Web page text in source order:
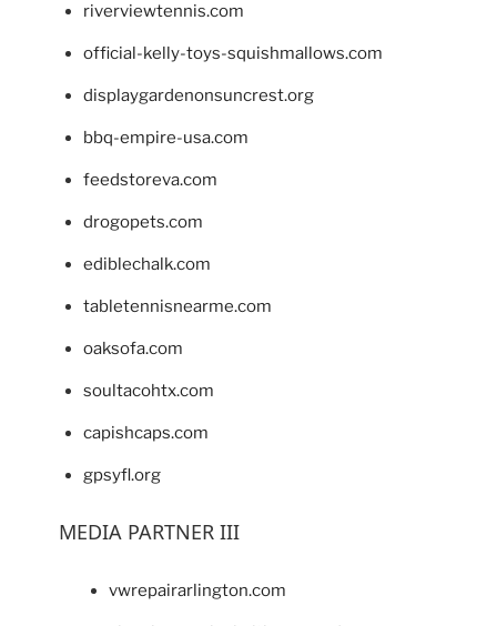
riverviewtennis.com
official-kelly-toys-squishmallows.com
displaygardenonsuncrest.org
bbq-empire-usa.com
feedstoreva.com
drogopets.com
ediblechalk.com
tabletennisnearme.com
oaksofa.com
soultacohtx.com
capishcaps.com
gpsyfl.org
MEDIA PARTNER III
vwrepairarlington.com